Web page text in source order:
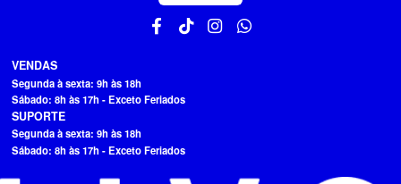
VENDAS
Segunda à sexta: 9h às 18h
Sábado: 8h às 17h - Exceto Feriados
SUPORTE
Segunda à sexta: 9h às 18h
Sábado: 8h às 17h - Exceto Feriados